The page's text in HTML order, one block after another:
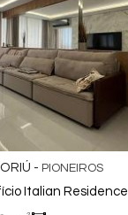
- PIONEIROS
Italian Residence